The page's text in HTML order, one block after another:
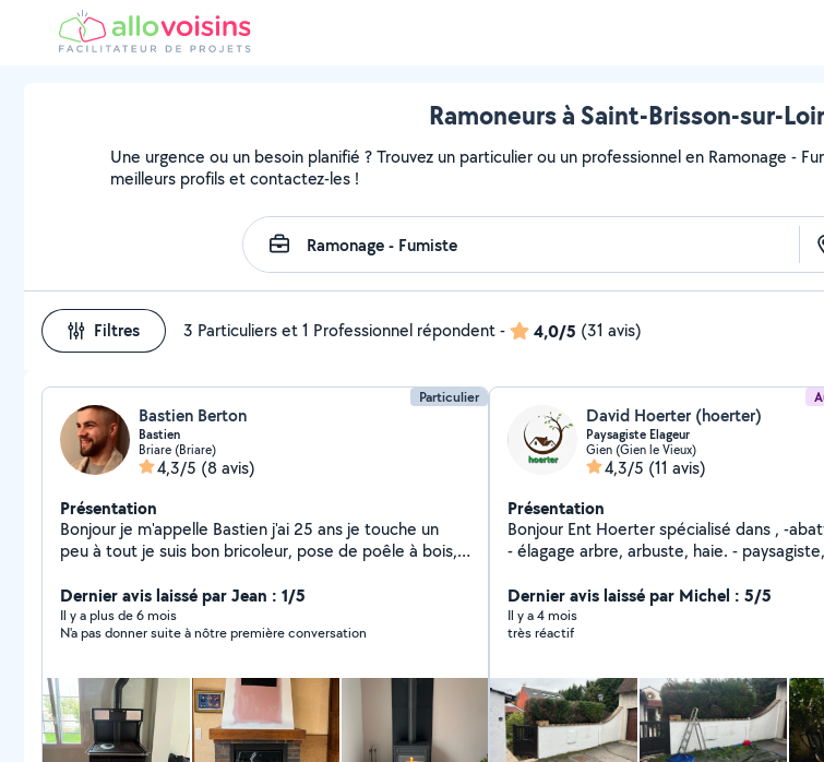
Ramoneurs à Saint-Brisson-sur-
Une urgence ou un besoin planifié ? Trouvez un particulier ou un professionnel en Ramonage -
meilleurs profils et contactez-les !
Filtres 3 Particuliers et 1 Professionnel répondent- 4,0/5 (31 avis)
Particulier
Bastien Berton
Bastien
Briare (Briare)
4,3/5 (8 avis)
Présentation
Bonjour je m'appelle Bastien j'ai 25 ans je touche un
peu à tout je suis bon bricoleur, pose de poêle à bois,
encore
Dernier avis laissé par Jean : 1/5
Il y a plus de 6 mois
N'a pas donner suite à nôtre première conversation
David Hoerter (hoerter)
Paysagiste Elageur
Gien (Gien le Vieux)
4,3/5 (11 avis)
Présentation
Bonjour Ent Hoerter spécialisé dans , -abattage d'arbre.
- élagage arbre, arbuste, haie. - paysagiste, tonte de
Merci.
Dernier avis laissé par Michel : 5/5
Il y a 4 mois
très réactif